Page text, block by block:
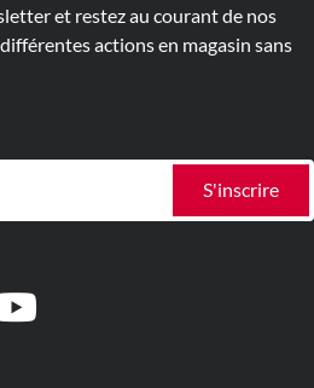
et restez au courant de nos
actions en magasin sans
S'inscrire